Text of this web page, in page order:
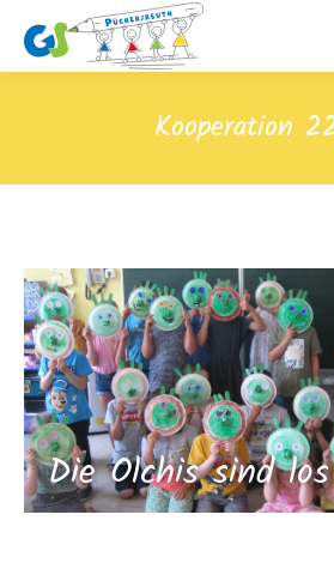
Kooperation
Die Olchis sind los